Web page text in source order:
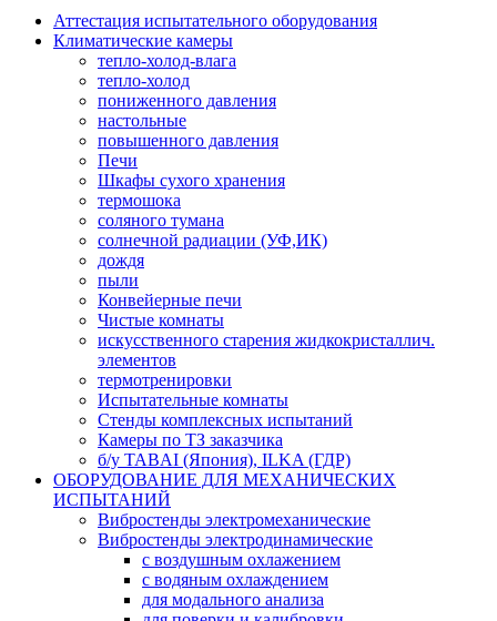
Аттестация испытательного оборудования
Климатические камеры
тепло-холод-влага
тепло-холод
пониженного давления
настольные
повышенного давления
Печи
Шкафы сухого хранения
термошока
соляного тумана
солнечной радиации (УФ,ИК)
дождя
пыли
Конвейерные печи
Чистые комнаты
искусственного старения жидкокристаллич.
элементов
термотренировки
Испытательные комнаты
Стенды комплексных испытаний
Камеры по ТЗ заказчика
б/у TABAI (Япония), ILKA (ГДР)
ОБОРУДОВАНИЕ ДЛЯ МЕХАНИЧЕСКИХ
ИСПЫТАНИЙ
Вибростенды электромеханические
Вибростенды электродинамические
с воздушным охлажением
с водяным охлаждением
для модального анализа